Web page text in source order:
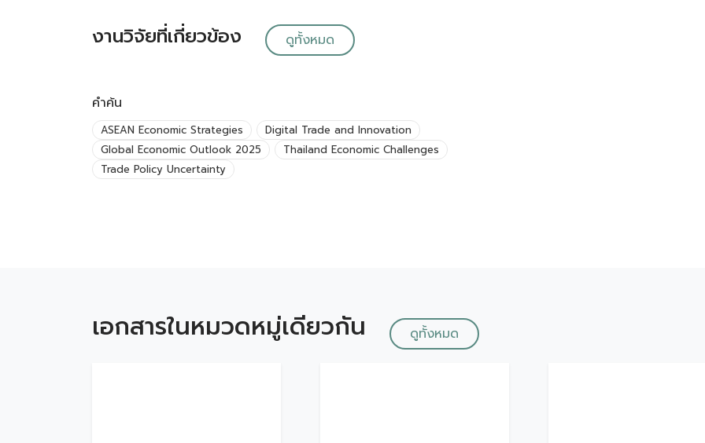
งานวิจัยที่เกี่ยวข้อง ดูทั้งหมด
คำค้น
ASEAN Economic Strategies
Digital Trade and Innovation
Global Economic Outlook 2025
Thailand Economic Challenges
Trade Policy Uncertainty
เอกสารในหมวดหมู่เดียวกัน ดูทั้งหมด